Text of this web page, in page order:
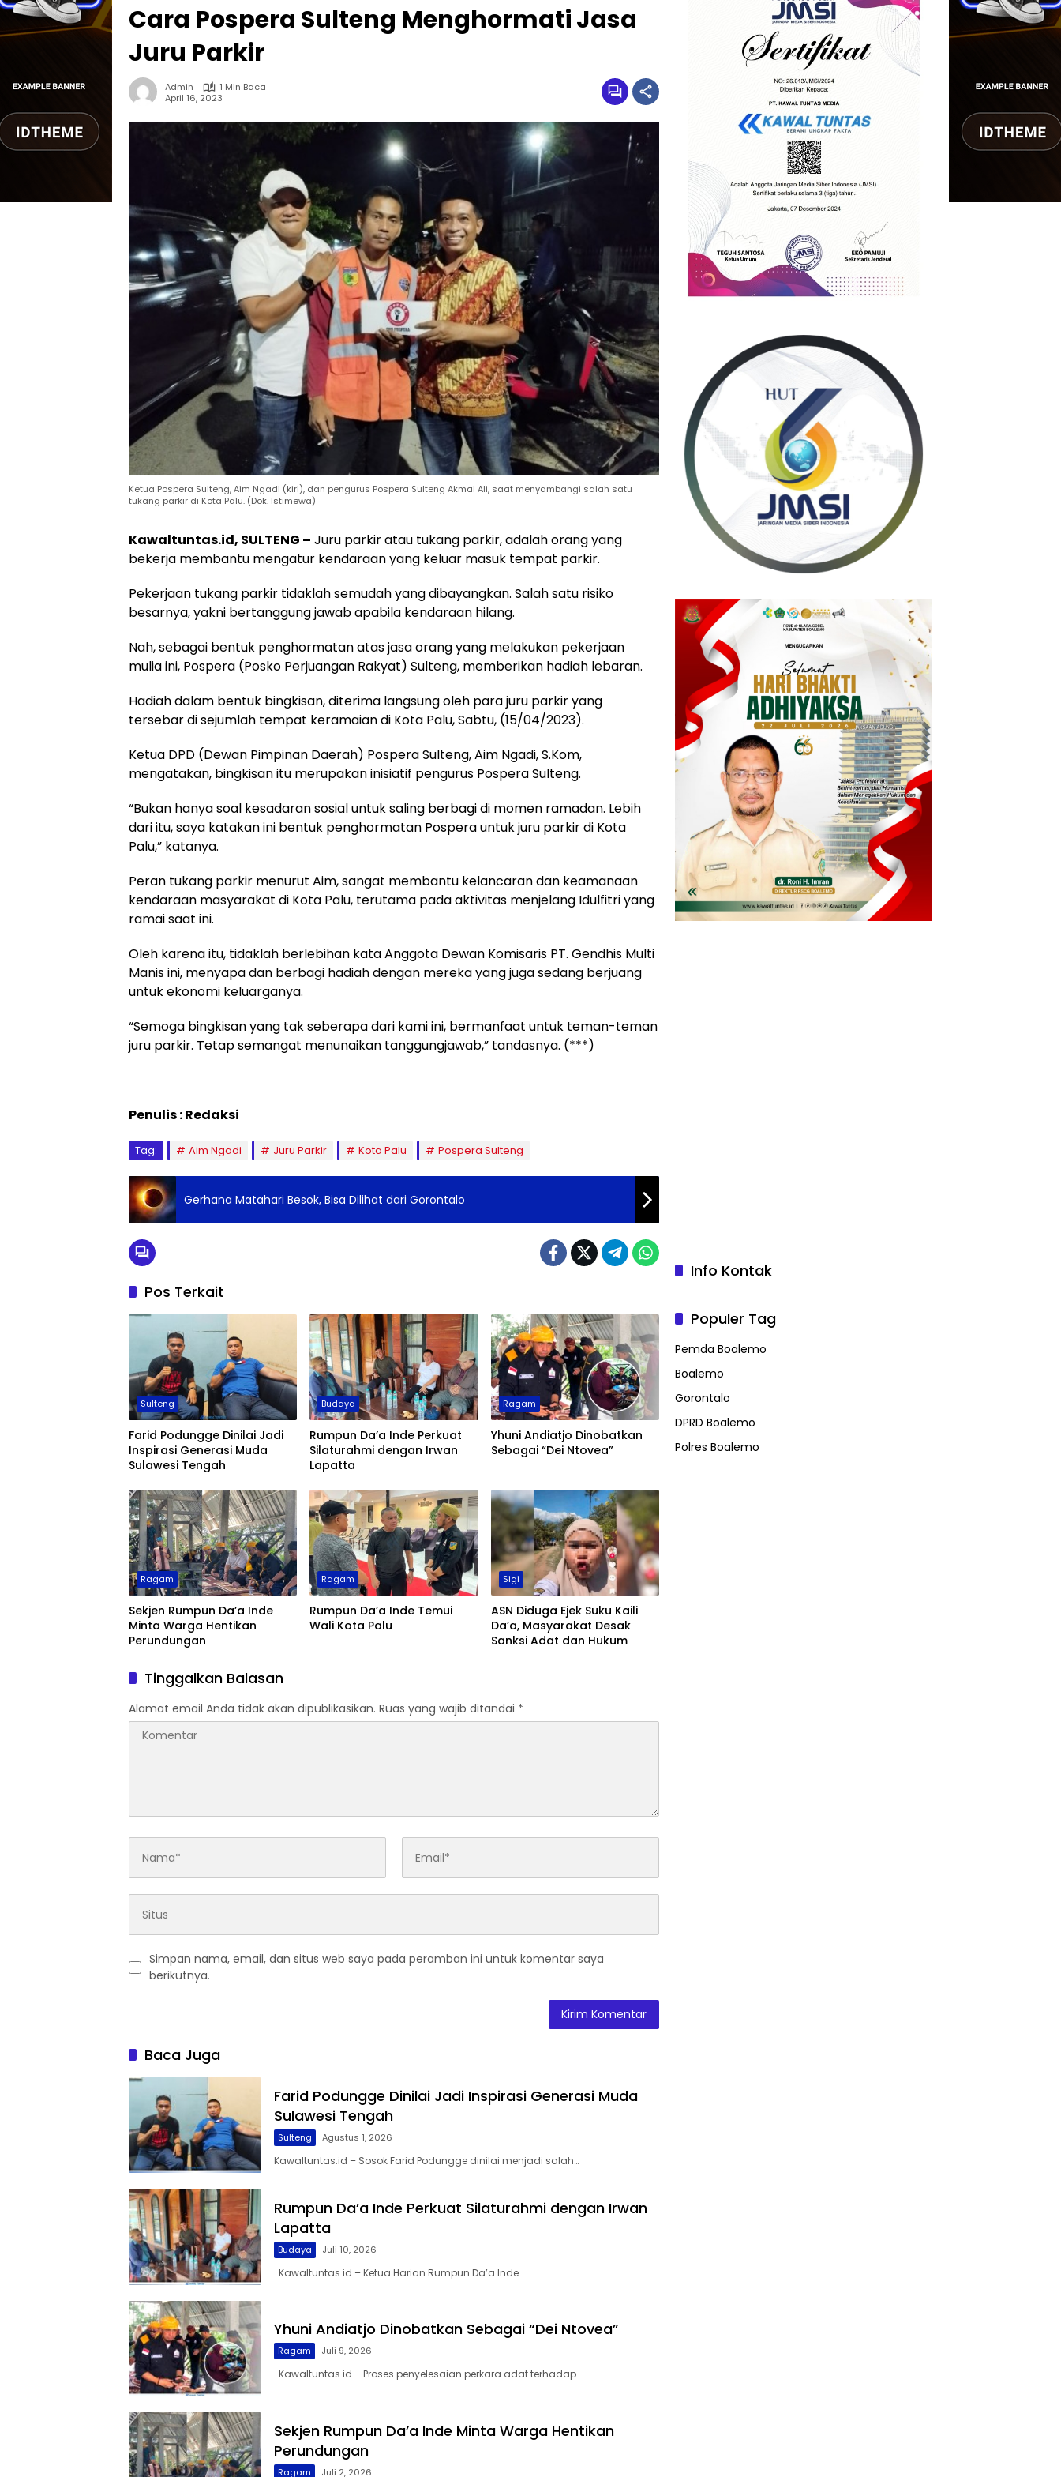
Cara Pospera Sulteng Menghormati Jasa
Juru Parkir
Admin
1 Min Baca
April 16, 2023
Ketua Pospera Sulteng, Aim Ngadi (kiri), dan pengurus Pospera Sulteng Akmal Ali, saat menyambangi salah satu
tukang parkir di Kota Palu. (Dok. Istimewa)
Kawaltuntas.id, SULTENG – Juru parkir atau tukang parkir, adalah orang yang
bekerja membantu mengatur kendaraan yang keluar masuk tempat parkir.
Pekerjaan tukang parkir tidaklah semudah yang dibayangkan. Salah satu risiko
besarnya, yakni bertanggung jawab apabila kendaraan hilang.
Nah, sebagai bentuk penghormatan atas jasa orang yang melakukan pekerjaan
mulia ini, Pospera (Posko Perjuangan Rakyat) Sulteng, memberikan hadiah lebaran.
Hadiah dalam bentuk bingkisan, diterima langsung oleh para juru parkir yang
tersebar di sejumlah tempat keramaian di Kota Palu, Sabtu, (15/04/2023).
Ketua DPD (Dewan Pimpinan Daerah) Pospera Sulteng, Aim Ngadi, S.Kom,
mengatakan, bingkisan itu merupakan inisiatif pengurus Pospera Sulteng.
“Bukan hanya soal kesadaran sosial untuk saling berbagi di momen ramadan. Lebih
dari itu, saya katakan ini bentuk penghormatan Pospera untuk juru parkir di Kota
Palu,” katanya.
Peran tukang parkir menurut Aim, sangat membantu kelancaran dan keamanaan
kendaraan masyarakat di Kota Palu, terutama pada aktivitas menjelang Idulfitri yang
ramai saat ini.
Oleh karena itu, tidaklah berlebihan kata Anggota Dewan Komisaris PT. Gendhis Multi
Manis ini, menyapa dan berbagi hadiah dengan mereka yang juga sedang berjuang
untuk ekonomi keluarganya.
“Semoga bingkisan yang tak seberapa dari kami ini, bermanfaat untuk teman-teman
juru parkir. Tetap semangat menunaikan tanggungjawab,” tandasnya. (***)
Penulis : Redaksi
Tag: Aim Ngadi Juru Parkir Kota Palu Pospera Sulteng
Gerhana Matahari Besok, Bisa Dilihat dari Gorontalo
Pos Terkait
Sulteng
Farid Podungge Dinilai Jadi
Inspirasi Generasi Muda
Sulawesi Tengah
Budaya
Rumpun Da’a Inde Perkuat
Silaturahmi dengan Irwan
Lapatta
Ragam
Yhuni Andiatjo Dinobatkan
Sebagai “Dei Ntovea”
Ragam
Sekjen Rumpun Da’a Inde
Minta Warga Hentikan
Perundungan
Ragam
Rumpun Da’a Inde Temui
Wali Kota Palu
Sigi
ASN Diduga Ejek Suku Kaili
Da’a, Masyarakat Desak
Sanksi Adat dan Hukum
Tinggalkan Balasan
Alamat email Anda tidak akan dipublikasikan. Ruas yang wajib ditandai *
Simpan nama, email, dan situs web saya pada peramban ini untuk komentar saya
berikutnya.
Baca Juga
Farid Podungge Dinilai Jadi Inspirasi Generasi Muda
Sulawesi Tengah
Sulteng Agustus 1, 2026
Kawaltuntas.id – Sosok Farid Podungge dinilai menjadi salah…
Rumpun Da’a Inde Perkuat Silaturahmi dengan Irwan
Lapatta
Budaya Juli 10, 2026
Kawaltuntas.id – Ketua Harian Rumpun Da’a Inde…
Yhuni Andiatjo Dinobatkan Sebagai “Dei Ntovea”
Ragam Juli 9, 2026
Kawaltuntas.id – Proses penyelesaian perkara adat terhadap…
Sekjen Rumpun Da’a Inde Minta Warga Hentikan
Perundungan
Ragam Juli 2, 2026
Info Kontak
Populer Tag
Pemda Boalemo
Boalemo
Gorontalo
DPRD Boalemo
Polres Boalemo